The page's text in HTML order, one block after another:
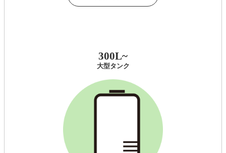
300L~
大型タンク